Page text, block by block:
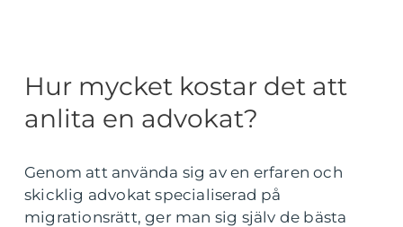
Hur mycket kostar det att
anlita en advokat?
Genom att använda sig av en erfaren och
skicklig advokat specialiserad på
migrationsrätt, ger man sig själv de bästa